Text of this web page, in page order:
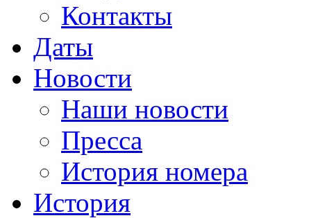
Контакты
Даты
Новости
Наши новости
Пресса
История номера
История